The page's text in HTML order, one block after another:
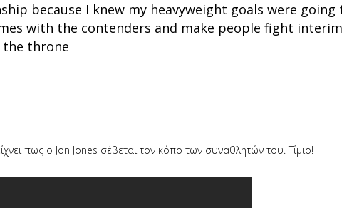
because I knew my heavyweight goals were going
with the contenders and make people fight interim
the throne
πως ο Jon Jones σέβεται τον κόπο των συναθλητών του. Τίμιο!